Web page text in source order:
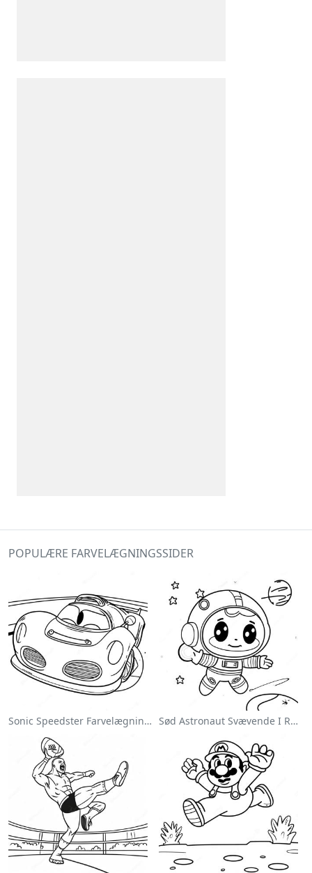
POPULÆRE FARVELÆGNINGSSIDER
Sonic Speedster Farvelægningsside Sød Astronaut Svævende I Rummet Farvelægningsside